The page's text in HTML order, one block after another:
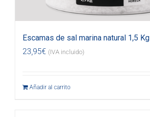
Escamas de sal marina natural 1,5 Kg
23,95€ (IVA incluido)
Añadir al carrito